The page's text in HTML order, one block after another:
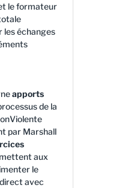
le formateur
les échanges
apports
de la
par Marshall
aux
le
avec